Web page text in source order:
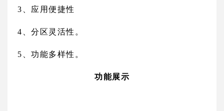
3 、应用便捷性
4 、分区灵活性。
5 、功能多样性。
功能展示